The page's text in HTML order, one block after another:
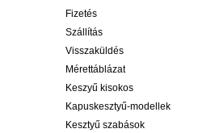
Fizetés
Szállítás
Visszaküldés
Mérettáblázat
Keszyű kisokos
Kapuskesztyű-modellek
Kesztyű szabások